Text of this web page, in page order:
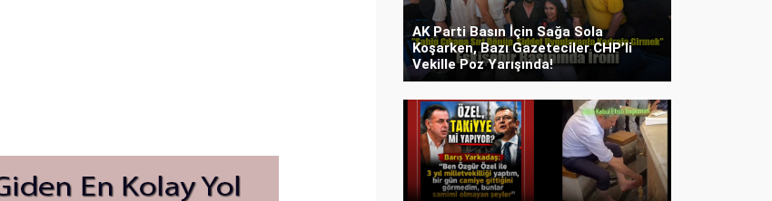
AK Parti Basın İçin Sağa Sola
Koşarken, Bazı Gazeteciler CHP’li
Vekille Poz Yarışında!